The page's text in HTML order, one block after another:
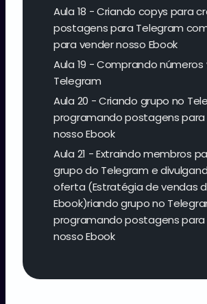
Aula 18 - Criando copys para
postagens para Telegram
para vender nosso Ebook
Aula 19 - Comprando
Telegram
Aula 20 - Criando grupo no
programando postagens para
nosso Ebook
Aula 21 - Extraindo membros
grupo do Telegram e
oferta (Estratégia de vendas
Ebook)riando grupo no
programando postagens para
nosso Ebook